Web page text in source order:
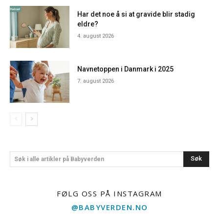
Har det noe å si at gravide blir stadig
eldre?
4. august 2026
Navnetoppen i Danmark i 2025
7. august 2026
Søk i alle artikler på Babyverden Søk
FØLG OSS PÅ INSTAGRAM
@BABYVERDEN.NO